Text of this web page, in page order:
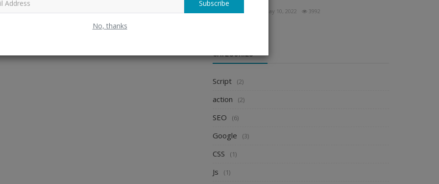
Subscribe
No, thanks
May 10, 2022 3992
CATÉGORIES
Script (2)
action (2)
SEO (6)
Google (3)
CSS (1)
Js (1)